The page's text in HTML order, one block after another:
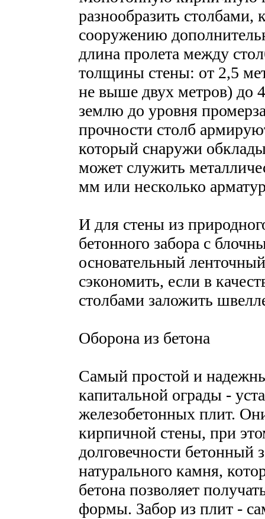
разнообразить
сооружению
длина пролета между
толщины стены: от 2,5
не выше двух метров) до
землю до уровня
прочности столб
который снаружи
может служить
мм или несколько
И для стены из
бетонного забора с
основательный
сэкономить, если в
столбами заложить
Оборона из бетона
Самый простой и
капитальной ограды -
железобетонных плит.
кирпичной стены, при
долговечности бетонный
натурального камня,
бетона позволяет
формы. Забор из плит -